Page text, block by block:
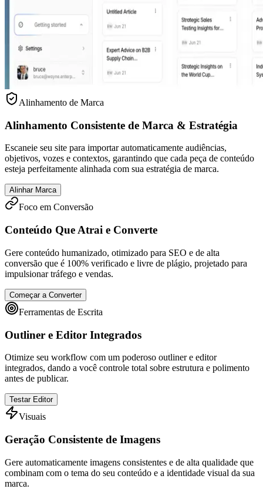
Alinhamento de Marca
Alinhamento Consistente de Marca & Estratégia
Escaneie seu site para importar automaticamente audiências,
objetivos, vozes e contextos, garantindo que cada peça de conteúdo
esteja perfeitamente alinhada com sua estratégia de marca.
Alinhar Marca
Foco em Conversão
Conteúdo Que Atrai e Converte
Gere conteúdo humanizado, otimizado para SEO e de alta
conversão que é 100% verificado e livre de plágio, projetado para
impulsionar tráfego e vendas.
Começar a Converter
Ferramentas de Escrita
Outliner e Editor Integrados
Otimize seu workflow com um poderoso outliner e editor
integrados, dando a você controle total sobre estrutura e polimento
antes de publicar.
Testar Editor
Visuais
Geração Consistente de Imagens
Gere automaticamente imagens consistentes e de alta qualidade que
combinam com o tema do seu conteúdo e a identidade visual da sua
marca.